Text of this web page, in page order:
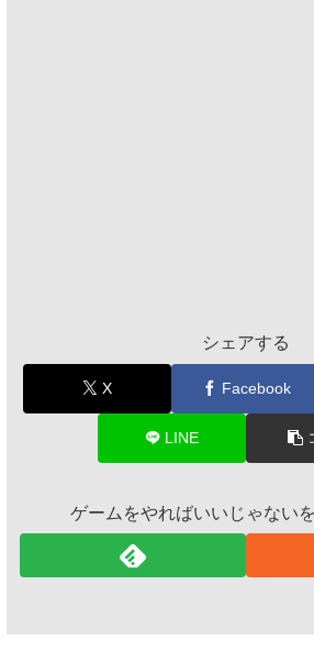
シェアする
X Facebook
LINE
ゲームをやればいいじゃない